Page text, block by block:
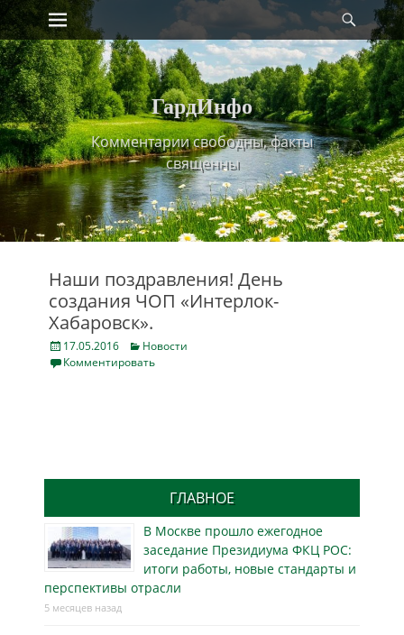
Skip
to
content
Primary Menu
ГардИнфо
Комментарии свободны, факты
священны
Наши поздравления! День
создания ЧОП «Интерлок-
Хабаровск».
Posted
on
17.05.2016 Categories
Новости
Комментировать
ГЛАВНОЕ
В Москве прошло ежегодное
заседание Президиума ФКЦ РОС:
итоги работы, новые стандарты и
перспективы отрасли
5 месяцев назад